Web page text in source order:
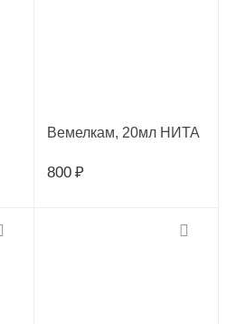
Вемелкам, 20мл НИТА
800 ₽